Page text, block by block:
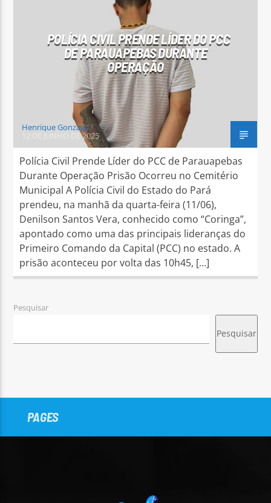
POLÍCIA CIVIL PRENDE LÍDER DO PCC
DE PARAUAPEBAS DURANTE
OPERAÇÃO
Henrique Gonzaga
12 DE JUNHO DE 2025
Polícia Civil Prende Líder do PCC de Parauapebas
Durante Operação Prisão Ocorreu no Cemitério
Municipal A Polícia Civil do Estado do Pará
prendeu, na manhã da quarta-feira (11/06),
Denilson Santos Vera, conhecido como “Coringa”,
apontado como uma das principais lideranças do
Primeiro Comando da Capital (PCC) no estado. A
prisão aconteceu por volta das 10h45, […]
Pesquisar
Pesquisar
PAGES